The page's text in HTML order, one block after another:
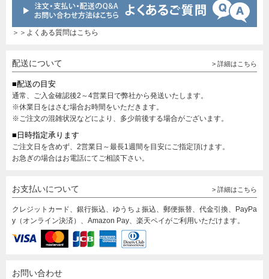
＞＞よくある質問はこちら
配送について > 詳細はこちら
■配送の目安
通常、ご入金確認後2～4営業日で弊社から発送いたします。
※休業日をはさむ場合お時間をいただきます。
※ご注文の混雑状況などにより、多少前後する場合がございます。
■日時指定承ります
ご注文日を含めず、2営業日～最長1週間を目安にご指定頂けます。
お急ぎの場合はお電話にてご相談下さい。
お支払いについて > 詳細はこちら
クレジットカード、銀行振込、ゆうちょ振込、郵便振替、代金引換、PayPa
y（オンライン決済）、Amazon Pay、楽天ペイがご利用いただけます。
お問い合わせ